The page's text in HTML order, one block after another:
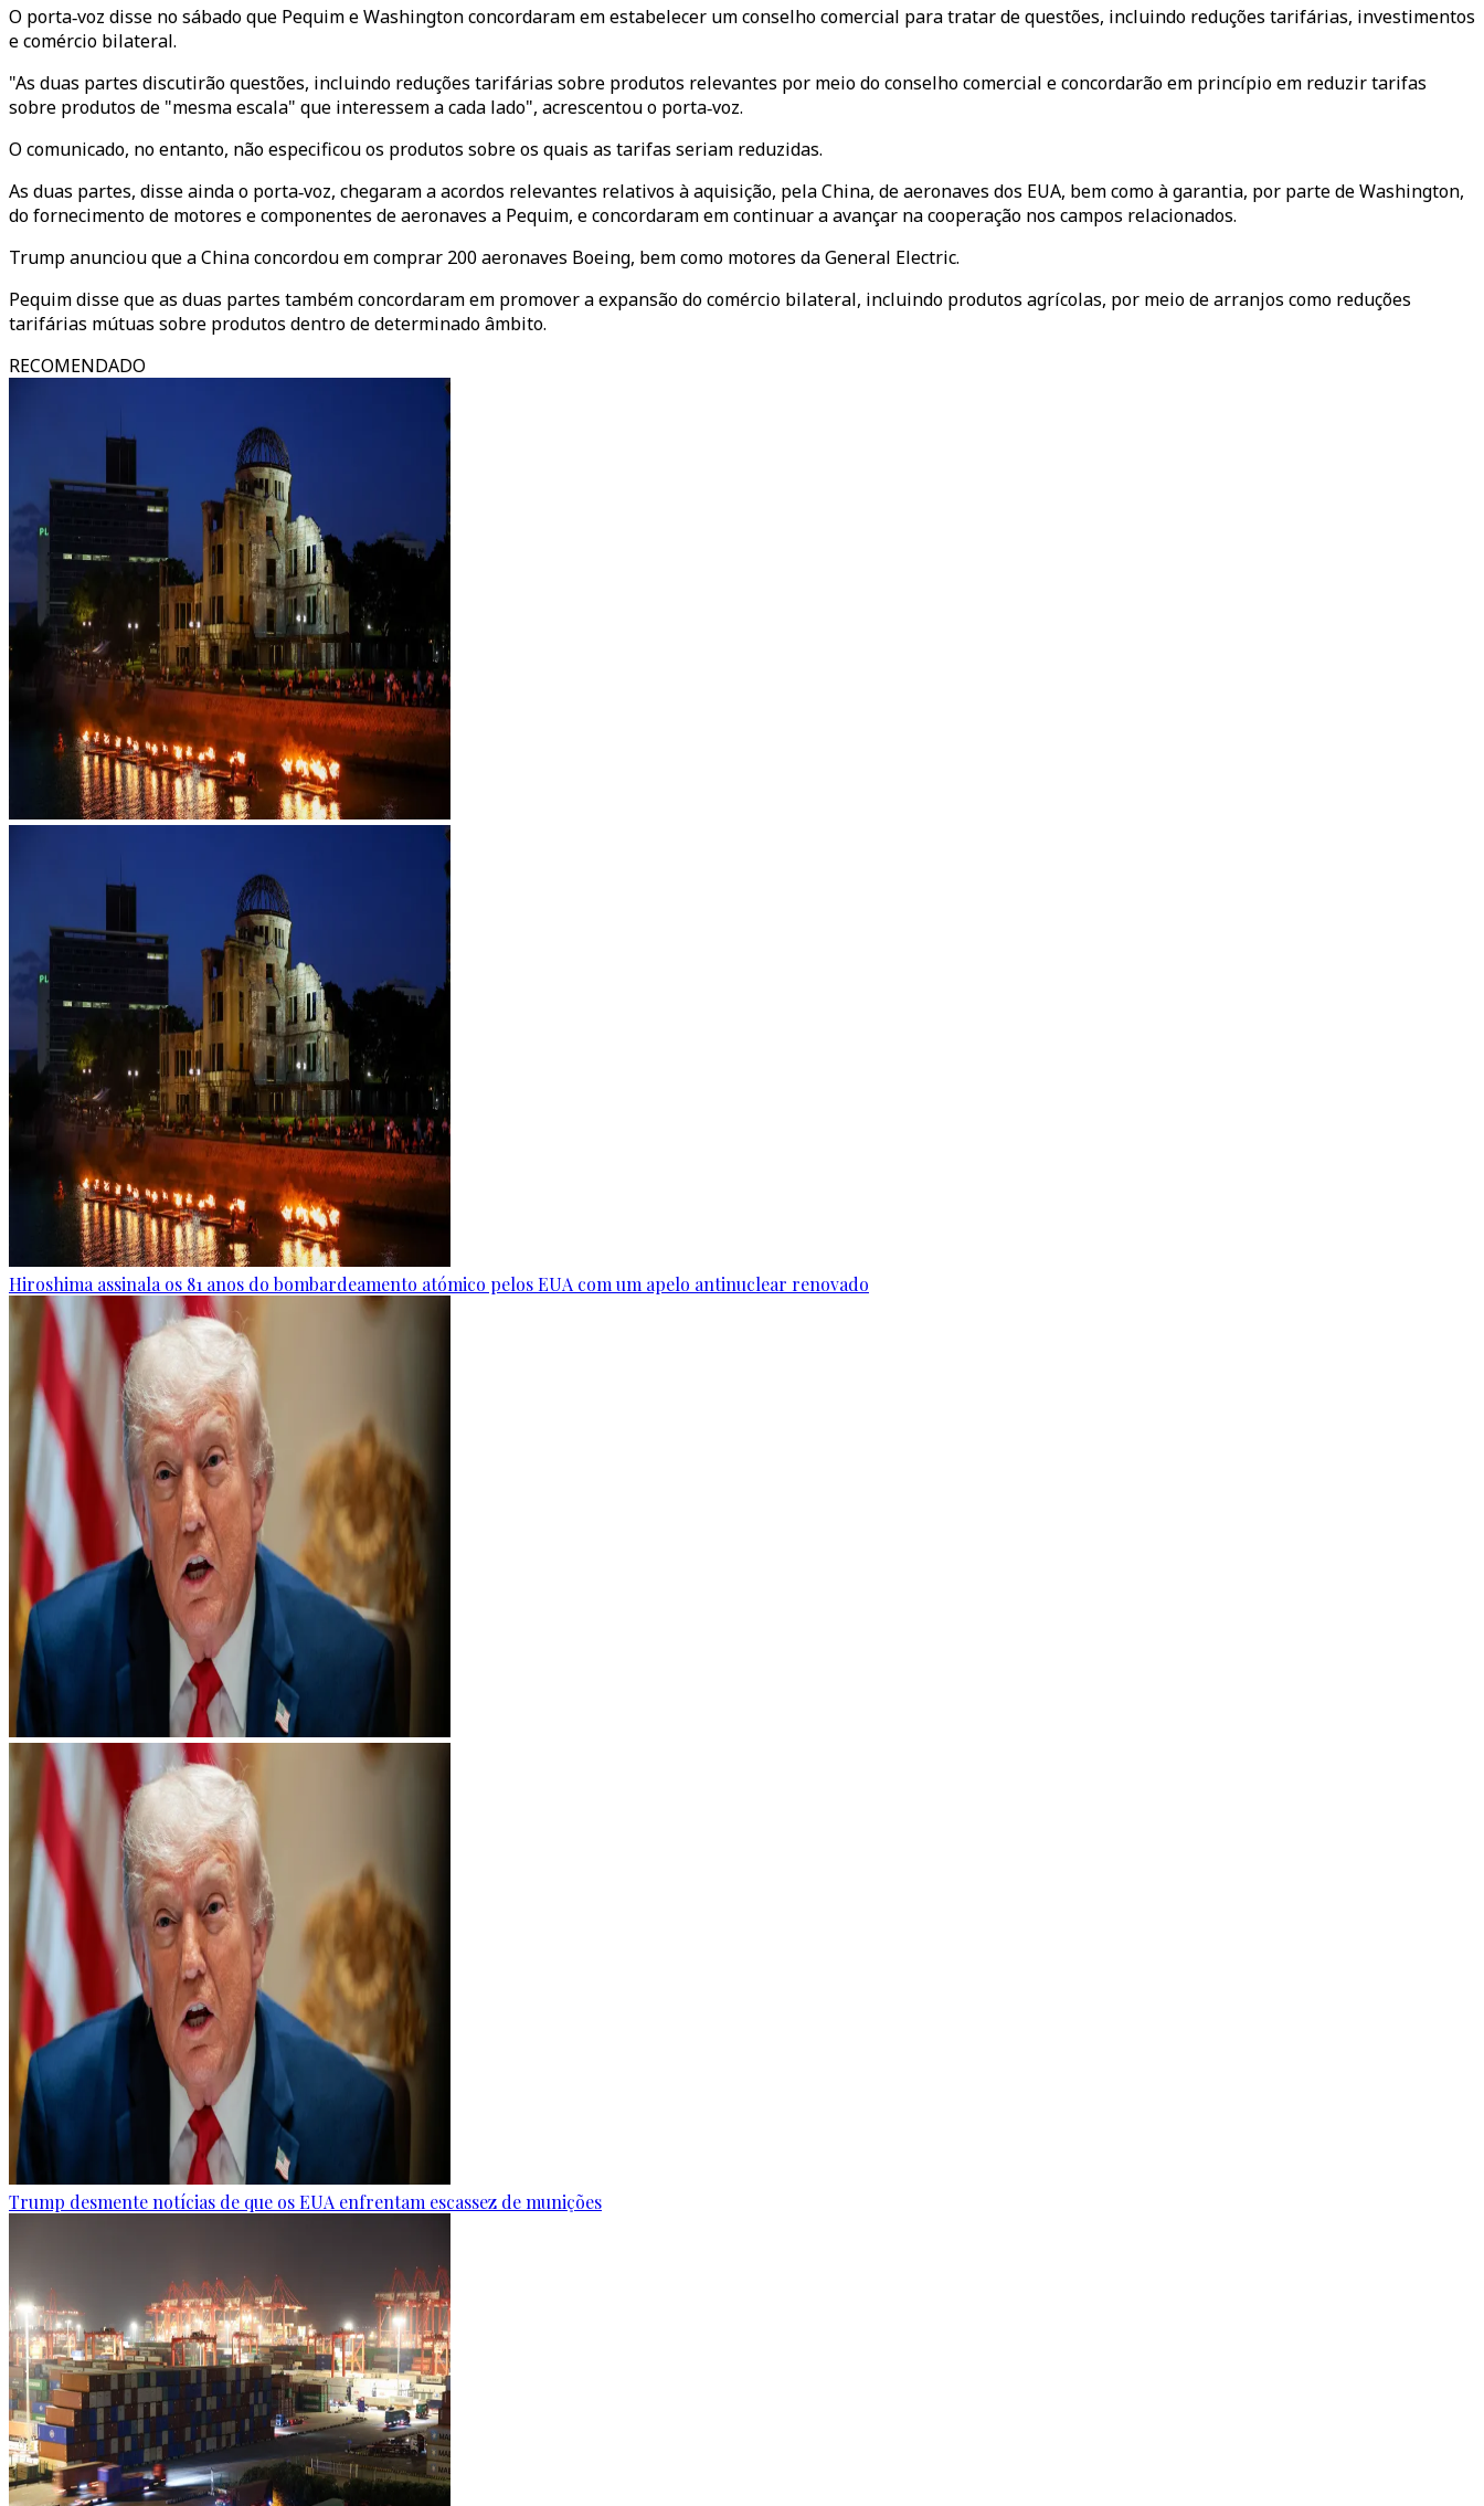
O porta‑voz disse no sábado que Pequim e Washington concordaram em estabelecer um conselho comercial para tratar de questões, incluindo reduções tarifárias, investimentos
e comércio bilateral.
"As duas partes discutirão questões, incluindo reduções tarifárias sobre produtos relevantes por meio do conselho comercial e concordarão em princípio em reduzir tarifas
sobre produtos de "mesma escala" que interessem a cada lado", acrescentou o porta‑voz.
O comunicado, no entanto, não especificou os produtos sobre os quais as tarifas seriam reduzidas.
As duas partes, disse ainda o porta‑voz, chegaram a acordos relevantes relativos à aquisição, pela China, de aeronaves dos EUA, bem como à garantia, por parte de Washington,
do fornecimento de motores e componentes de aeronaves a Pequim, e concordaram em continuar a avançar na cooperação nos campos relacionados.
Trump anunciou que a China concordou em comprar 200 aeronaves Boeing, bem como motores da General Electric.
Pequim disse que as duas partes também concordaram em promover a expansão do comércio bilateral, incluindo produtos agrícolas, por meio de arranjos como reduções
tarifárias mútuas sobre produtos dentro de determinado âmbito.
RECOMENDADO
Hiroshima assinala os 81 anos do bombardeamento atómico pelos EUA com um apelo antinuclear renovado
Trump desmente notícias de que os EUA enfrentam escassez de munições